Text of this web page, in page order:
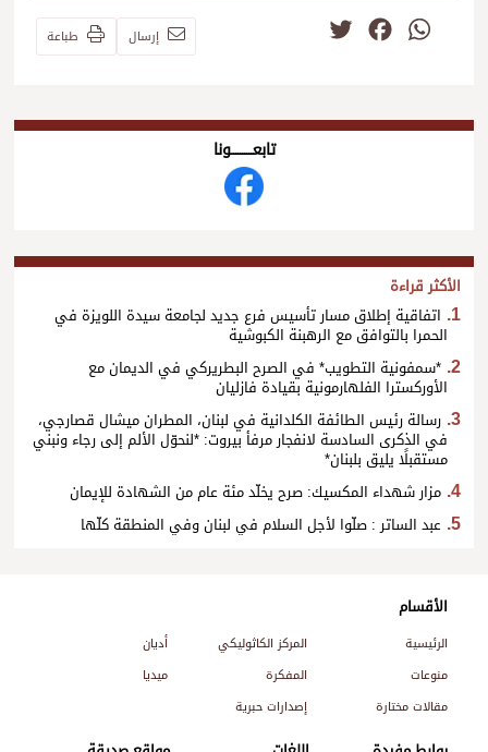
WhatsApp
Facebook إرسال طباعة
تابعــــــــــونا
الأكثر قراءة
اتفاقية إطلاق مسار تأسيس فرع جديد لجامعة سيدة اللويزة في
الحمرا بالتوافق مع الرهبنة الكبوشية
*سمفونية التطويب* في الصرح البطريركي في الديمان مع
الأوركسترا الفلهارمونية بقيادة فازليان
رسالة رئيس الطائفة الكلدانية في لبنان، المطران ميشال قصارجي،
في الذكرى السادسة لانفجار مرفأ بيروت: *لنحوّل الألم إلى رجاء ونبني
مستقبلًا يليق بلبنان*
مزار شهداء المكسيك: صرح يخلّد مئة عام من الشهادة للإيمان
عبد الساتر : صلّوا لأجل السلام في لبنان وفي المنطقة كلّها
الأقسام
الرئيسية المركز الكاثوليكي
أديان
منوعات
المفكرة
ميديا
مقالات مختارة
إصدارات حبرية